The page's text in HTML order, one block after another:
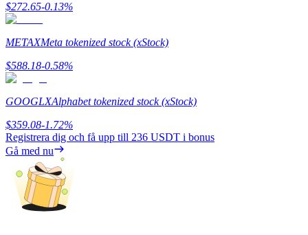
Deposit CASHCAT & Win
Share 500000 CASHCAT prize pool
Exclusive for BitMart Users
Register & Trade to Win 500,000 USDT
$272.65-0.13%
METAXMeta tokenized stock (xStock)
$588.18-0.58%
GOOGLXAlphabet tokenized stock (xStock)
$359.08-1.72%
Registrera dig och få upp till 236 USDT i bonus
Gå med nu